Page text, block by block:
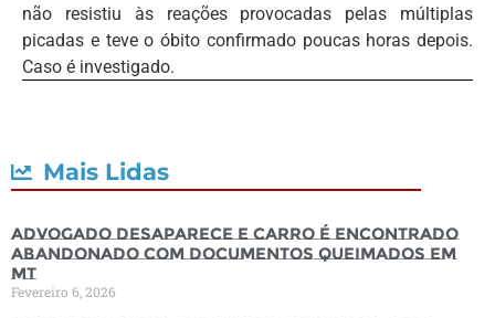
não resistiu às reações provocadas pelas múltiplas
picadas e teve o óbito confirmado poucas horas depois.
Caso é investigado.
Mais Lidas
Advogado desaparece e carro é encontrado
abandonado com documentos queimados em
MT
Fevereiro 6, 2026